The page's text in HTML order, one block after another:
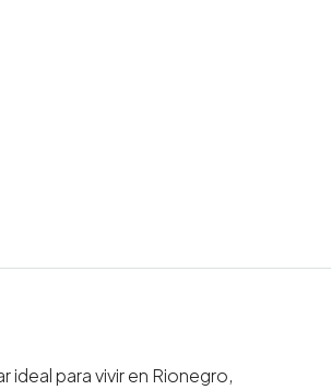
ideal para vivir en Rionegro,